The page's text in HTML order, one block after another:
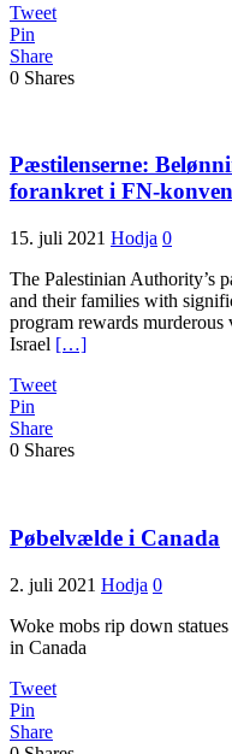
Tweet
Pin
Share
0 Shares
Pæstilenserne:
forankret i FN-
15. juli 2021 Hodja 0
The Palestinian Authority’s
and their families with
program rewards murderous
Israel […]
Tweet
Pin
Share
0 Shares
Pøbelvælde i Canada
2. juli 2021 Hodja 0
Woke mobs rip down
in Canada
Tweet
Pin
Share